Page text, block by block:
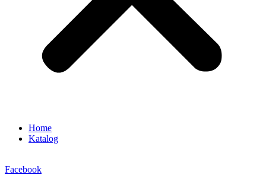
Home
Katalog
Facebook